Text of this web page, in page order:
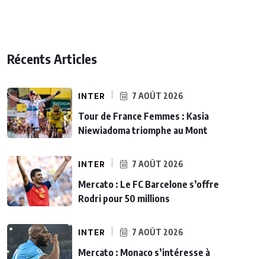
Récents Articles
INTER 7 AOÛT 2026
Tour de France Femmes : Kasia
Niewiadoma triomphe au Mont
INTER 7 AOÛT 2026
Mercato : Le FC Barcelone s’offre
Rodri pour 50 millions
INTER 7 AOÛT 2026
Mercato : Monaco s’intéresse à